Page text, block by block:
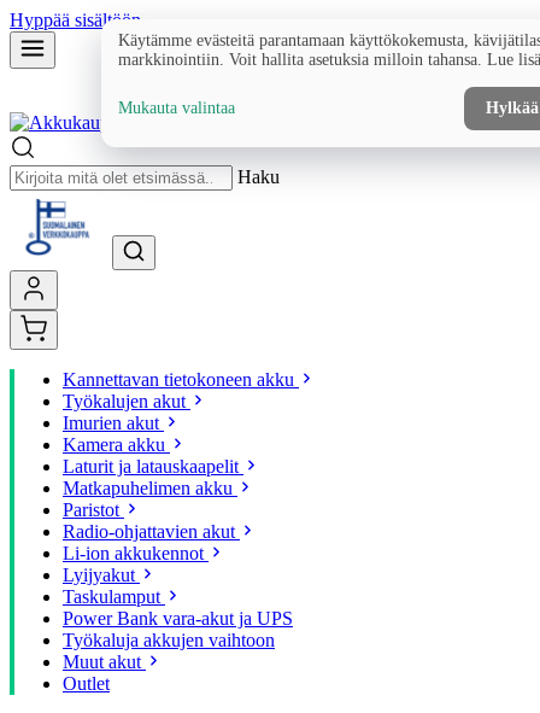
Hyppää sisältöön
Haku
Kannettavan tietokoneen akku
Työkalujen akut
Imurien akut
Kamera akku
Laturit ja latauskaapelit
Matkapuhelimen akku
Paristot
Radio-ohjattavien akut
Li-ion akkukennot
Lyijyakut
Taskulamput
Power Bank vara-akut ja UPS
Työkaluja akkujen vaihtoon
Muut akut
Outlet
Käytämme evästeitä parantamaan käyttökokemusta,
markkinointiin. Voit hallita asetuksia milloin tahansa. Lue
Mukauta valintaa Hylkää